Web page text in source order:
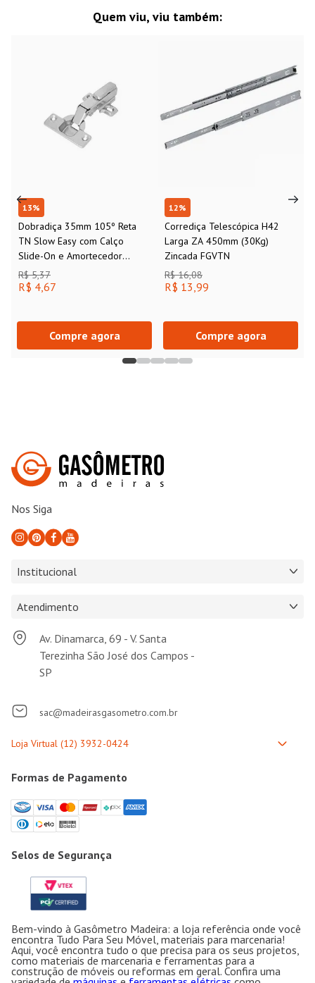
Quem viu, viu também:
13%
Dobradiça 35mm 105º Reta
TN Slow Easy com Calço
Slide-On e Amortecedor
FGVTN
R$ 5,37
R$ 4,67
Compre agora
12%
Corrediça Telescópica H42
Larga ZA 450mm (30Kg)
Zincada FGVTN
R$ 16,08
R$ 13,99
Compre agora
Nos Siga
Institucional
Atendimento
Av. Dinamarca, 69 - V. Santa
Terezinha São José dos Campos -
SP
sac@madeirasgasometro.com.br
Formas de Pagamento
Selos de Segurança
Bem-vindo à Gasômetro Madeira: a loja referência onde você
encontra Tudo Para Seu Móvel, materiais para marcenaria!
Aqui, você encontra tudo o que precisa para os seus projetos,
como materiais de marcenaria e ferramentas para a
construção de móveis ou reformas em geral. Confira uma